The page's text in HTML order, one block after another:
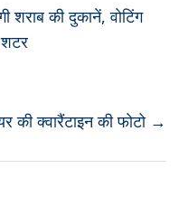
की दुकानें, वोटिंग
की क्वारैंटाइन की फोटो →